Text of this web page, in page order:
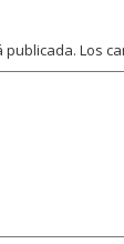
publicada. Los